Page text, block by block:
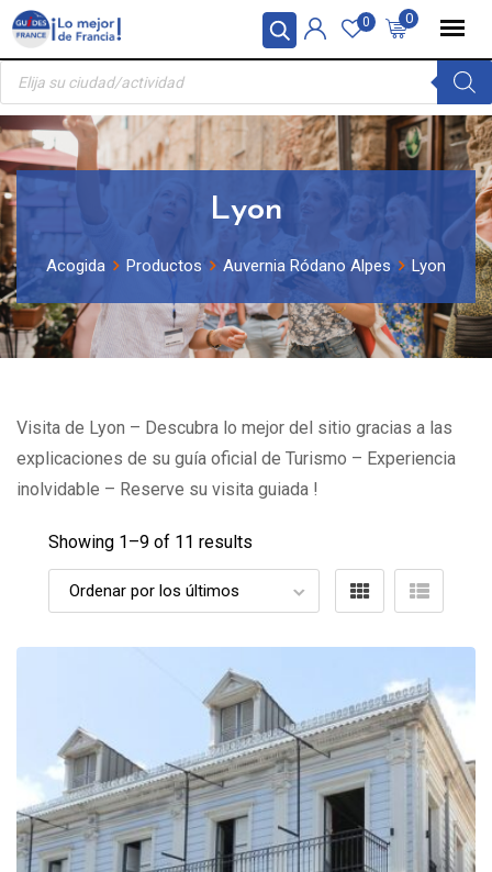
Panel de gestión de cookies
Skip
content
0
0
Búsqueda
productos
Lyon
Acogida Productos Auvernia Ródano Alpes Lyon
Visita de Lyon – Descubra lo mejor del sitio gracias a las
explicaciones de su guía oficial de Turismo – Experiencia
inolvidable – Reserve su visita guiada !
Showing 1–9 of 11 results